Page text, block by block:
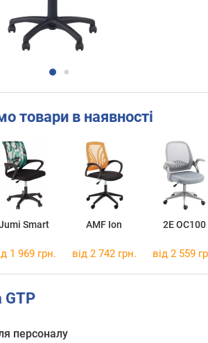
товари в наявності
Smart AMF Ion 2E OC100
1 969 грн. від 2 742 грн. від 2 559
GTP
персоналу